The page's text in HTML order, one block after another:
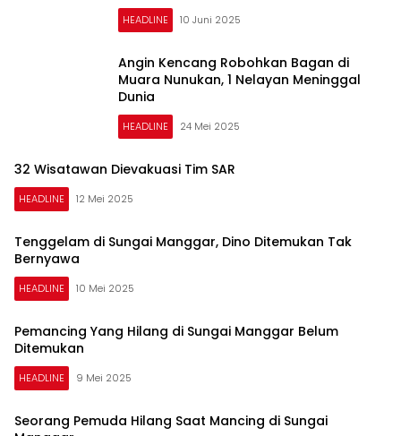
HEADLINE 10 Juni 2025
Angin Kencang Robohkan Bagan di
Muara Nunukan, 1 Nelayan Meninggal
Dunia
HEADLINE 24 Mei 2025
32 Wisatawan Dievakuasi Tim SAR
HEADLINE 12 Mei 2025
Tenggelam di Sungai Manggar, Dino Ditemukan Tak
Bernyawa
HEADLINE 10 Mei 2025
Pemancing Yang Hilang di Sungai Manggar Belum
Ditemukan
HEADLINE 9 Mei 2025
Seorang Pemuda Hilang Saat Mancing di Sungai